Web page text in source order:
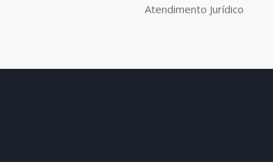
Atendimento Jurídico